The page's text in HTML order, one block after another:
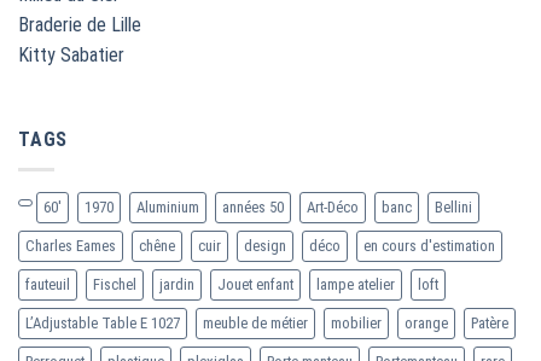
Braderie de Lille
Kitty Sabatier
TAGS
60' 1970 Aluminium années 50 Art-Déco banc Bellini
Charles Eames chêne cuir design déco en cours d'estimation
fauteuil Fischel jardin Jouet enfant lampe atelier loft
L’Adjustable Table E 1027 meuble de métier mobilier orange Patère